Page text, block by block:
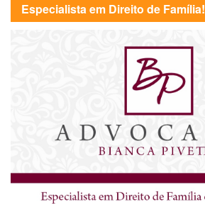
Especialista em Direito de Família!